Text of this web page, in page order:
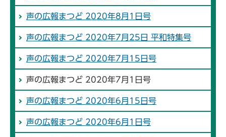
声の広報まつど 2020年8月1日号
声の広報まつど 2020年7月25日 平和特集号
声の広報まつど 2020年7月15日号
声の広報まつど 2020年7月1日号
声の広報まつど 2020年6月15日号
声の広報まつど 2020年6月1日号